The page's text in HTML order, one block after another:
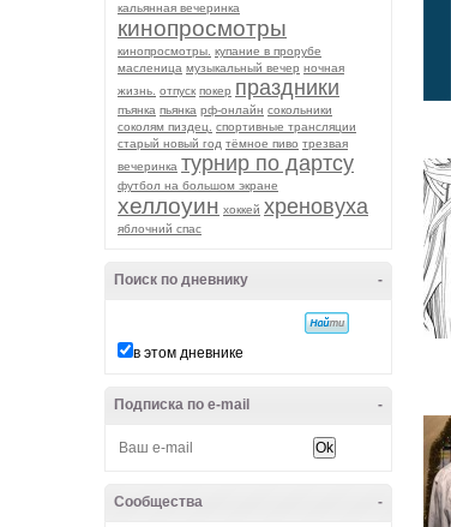
кальянная вечеринка
кинопросмотры
кинопросмотры. купание в прорубе
масленица музыкальный вечер ночная
жизнь. отпуск покер праздники
пъянка пьянка рф-онлайн сокольники
соколям пиздец.
спортивные трансляции
старый новый год тёмное пиво трезвая
вечеринка турнир по дартсу
футбол на большом экране
хеллоуин хоккей хреновуха
яблочний спас
-
Поиск по дневнику
в этом дневнике
-
Подписка по e-mail
-
Сообщества